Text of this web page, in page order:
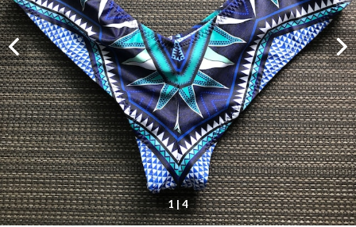
1 | 4